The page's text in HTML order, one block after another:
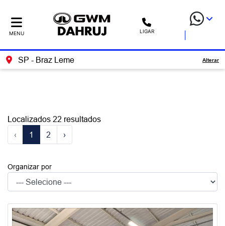
MENU LIGAR
SP - Braz Leme Alterar
Localizados 22 resultados
‹
1 2 ›
Organizar por